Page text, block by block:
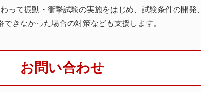
って振動・衝撃試験の実施をはじめ、試験条件の開発、
できなかった場合の対策なども支援します。
お問い合わせ